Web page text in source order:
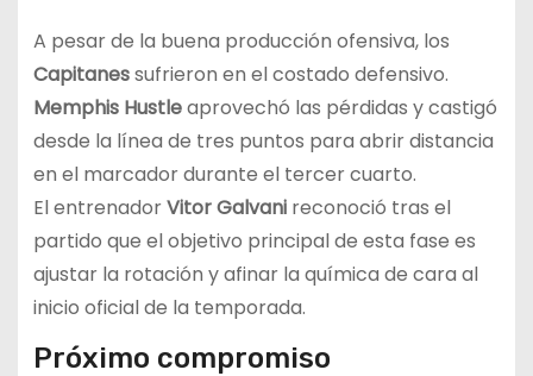
A pesar de la buena producción ofensiva, los
Capitanessufrieron en el costado defensivo.
Memphis Hustleaprovechó las pérdidas y castigó
desde la línea de tres puntos para abrir distancia
en el marcador durante el tercer cuarto.
El entrenadorVitor Galvanireconoció tras el
partido que el objetivo principal de esta fase es
ajustar la rotación y afinar la química de cara al
inicio oficial de la temporada.
Próximo compromiso